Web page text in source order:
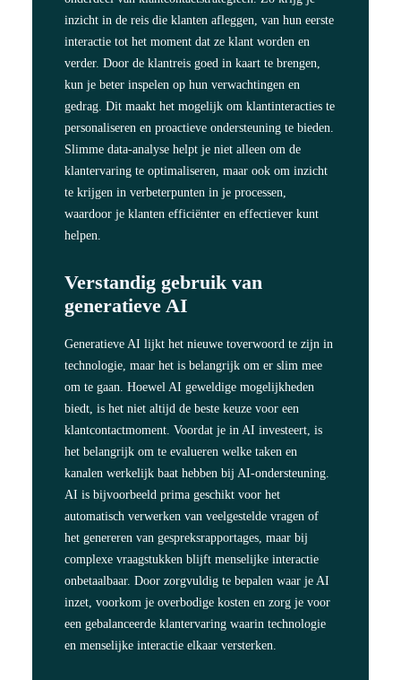
inzicht in de reis die klanten afleggen, van hun eerste
interactie tot het moment dat ze klant worden en
verder. Door de klantreis goed in kaart te brengen,
kun je beter inspelen op hun verwachtingen en
gedrag. Dit maakt het mogelijk om klantinteracties te
personaliseren en proactieve ondersteuning te bieden.
Slimme data-analyse helpt je niet alleen om de
klantervaring te optimaliseren, maar ook om inzicht
te krijgen in verbeterpunten in je processen,
waardoor je klanten efficiënter en effectiever kunt
helpen.
Verstandig gebruik van
generatieve AI
Generatieve AI lijkt het nieuwe toverwoord te zijn in
technologie, maar het is belangrijk om er slim mee
om te gaan. Hoewel AI geweldige mogelijkheden
biedt, is het niet altijd de beste keuze voor een
klantcontactmoment. Voordat je in AI investeert, is
het belangrijk om te evalueren welke taken en
kanalen werkelijk baat hebben bij AI-ondersteuning.
AI is bijvoorbeeld prima geschikt voor het
automatisch verwerken van veelgestelde vragen of
het genereren van gespreksrapportages, maar bij
complexe vraagstukken blijft menselijke interactie
onbetaalbaar. Door zorgvuldig te bepalen waar je AI
inzet, voorkom je overbodige kosten en zorg je voor
een gebalanceerde klantervaring waarin technologie
en menselijke interactie elkaar versterken.